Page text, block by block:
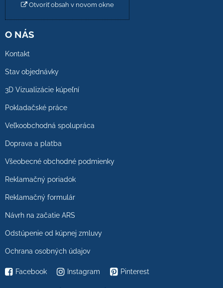
Otvoriť obsah v novom okne
O NÁS
Kontakt
Stav objednávky
3D Vizualizácie kúpeľní
Pokladačské práce
Veľkoobchodná spolupráca
Doprava a platba
Všeobecné obchodné podmienky
Reklamačný poriadok
Reklamačný formulár
Návrh na začatie ARS
Odstúpenie od kúpnej zmluvy
Ochrana osobných údajov
Facebook Instagram Pinterest